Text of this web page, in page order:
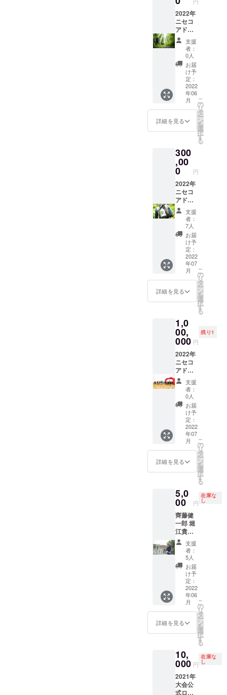
の選手
が立ち
寄る
チェッ
クポイ
ントの
名前を
決める
権利で
す ・選
手が携
帯する
地図に
も掲載
され、
名前が
連呼さ
で、宣
伝効果
があり
ます
2022年
ニセコ
アドベ
ン
チャー
レース
開催予
定 ＊日
程 ：
2022年
7月頃
＊場所
：北海
道ニセ
コ町倶
知安町
交通費
や滞在
費につ
いては
購入者
様の自
己負担
となり
ます
2022年
ニセコ
アドベ
ン
チャー
レース
コース
事前試
年2022
年も更
にパ
ワー
アップ
した
レース
催！ ・
レース
コース
を開催
前に楽
しくお
試しで
きま
す！ ・
2022年
参加選
手は購
入でき
かねま
す ・日
程は早
めにニ
セコア
ドベン
チャー
実行委
員会か
ら連絡
させて
いただ
きます
・交通
費や滞
在費に
ついて
は購入
者様の
自己負
担とな
ります
2022年
ニセコ
アドベ
ン
チャー
開催予
定 ＊日
程 ：
2022年
7月頃
＊場所
：北海
道ニセ
コ町倶
知安町
付近
支援
者：
0人
お届
け予
定：
2022
年06
月
詳細を見る
こ
の
リ
タ
ー
ン
を
選
択
す
る
300
,00
0 円
2022年
ニセコ
アドベ
ン
チャー
レース
チーム
参加権
年2022
年も更
にパ
ワー
アップ
した
レース
催！ ・
エント
リー数
は限定
です
が、先
行して
チーム
での参
加権を
お渡し
します
2022年
ニセコ
アドベ
チャー
レース
開催予
定 ＊日
2022年
7月頃
＊場所
：北海
道ニセ
コ町倶
知安町
付近 ＊
交通費
や滞在
費につ
いては
購入者
様の自
己負担
となり
ます
支援
者：
7人
お届
け予
定：
2022
年07
月
詳細を見る
こ
の
リ
タ
ー
ン
を
選
択
す
る
1,0
00,
000 円
残り1
2022年
ニセコ
アドベ
ン
チャー
レース
スター
ター&ア
フター
パー
ティ参
加権 ・
来年
2022年
も更に
パワー
した
レース
を開催
しま
す！ ・
レース
開始の
重要な
合図を
お願い
します
2022年
ニセコ
アドベ
チャー
レース
2022年
7月頃
＊場所
：北海
道ニセ
支援
者：
0人
お届
け予
定：
2022
年07
月
詳細を見る
こ
の
リ
タ
ー
ン
を
選
択
す
る
5,0
00 円
在庫な
し
齊藤健
一郎 堀
江貴文
さんの
秘書と
してマ
ネー
ジャー
とし
て、堀
江貴文
さんと
共にい
る極意
を教え
ます！
の方と
の付き
合いに
悩んで
る ・飲
支援
者：
5人
お届
け予
定：
2022
年06
月
詳細を見る
こ
の
リ
タ
ー
ン
を
選
択
す
る
10,
000 円
在庫な
し
2021年
大会公
式ロン